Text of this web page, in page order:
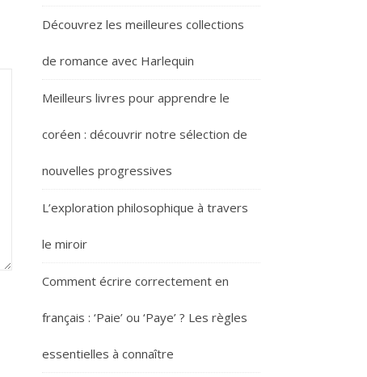
Découvrez les meilleures collections
de romance avec Harlequin
Meilleurs livres pour apprendre le
coréen : découvrir notre sélection de
nouvelles progressives
L’exploration philosophique à travers
le miroir
Comment écrire correctement en
français : ‘Paie’ ou ‘Paye’ ? Les règles
essentielles à connaître